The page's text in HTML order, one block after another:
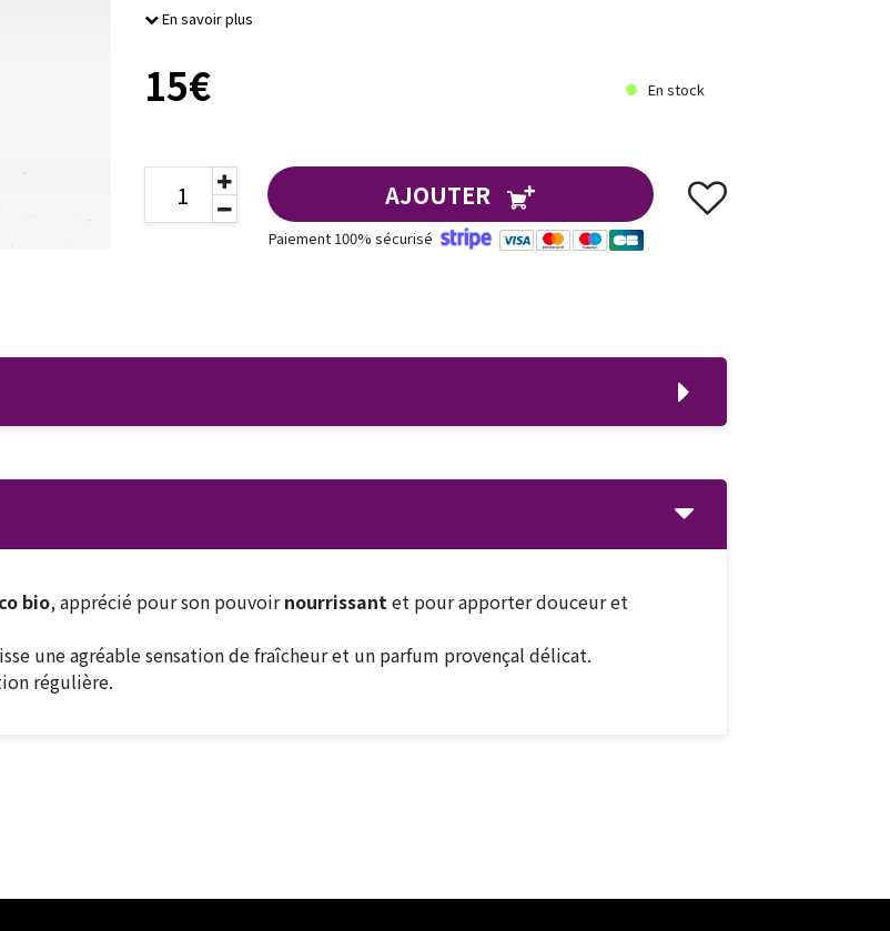
En savoir plus
15€ En stock
AJOUTER
Paiement 100% sécurisé
bio, apprécié pour son pouvoirnourrissantet pour apporter douceur et
une agréable sensation de fraîcheur et un parfum provençal délicat.
régulière.